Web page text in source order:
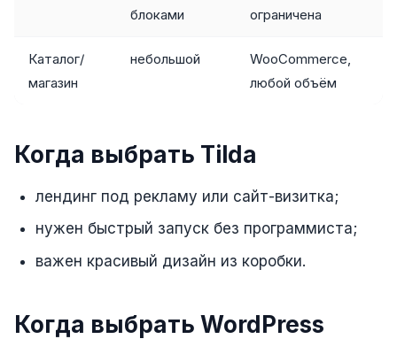
Интеграции и API
Чат-боты
Бизнес-процессы
AI Агенты
SEO-ПРОДВИЖЕНИЕ
SEO-продвижение и раскрутка сайта
Юзабилити-аудит сайта
блоками
ограничена
Каталог/
магазин
небольшой
WooCommerce,
любой объём
Когда выбрать Tilda
лендинг под рекламу или сайт-визитка;
нужен быстрый запуск без программиста;
важен красивый дизайн из коробки.
Когда выбрать WordPress